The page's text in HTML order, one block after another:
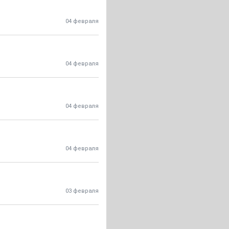
04 февраля
04 февраля
04 февраля
04 февраля
03 февраля